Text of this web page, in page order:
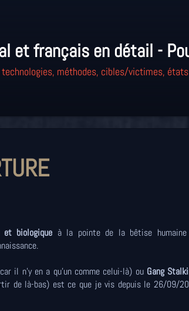
et français en détail -
méthodes, cibles/victimes,
et biologique à la pointe de la bêtise
il n'y en a qu'un comme celui-là) ou Gang
de là-bas) est ce que je vis depuis le 26/09/